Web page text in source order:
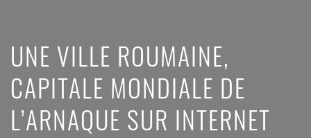
UNE VILLE ROUMAINE,
CAPITALE MONDIALE DE
L’ARNAQUE SUR INTERNET